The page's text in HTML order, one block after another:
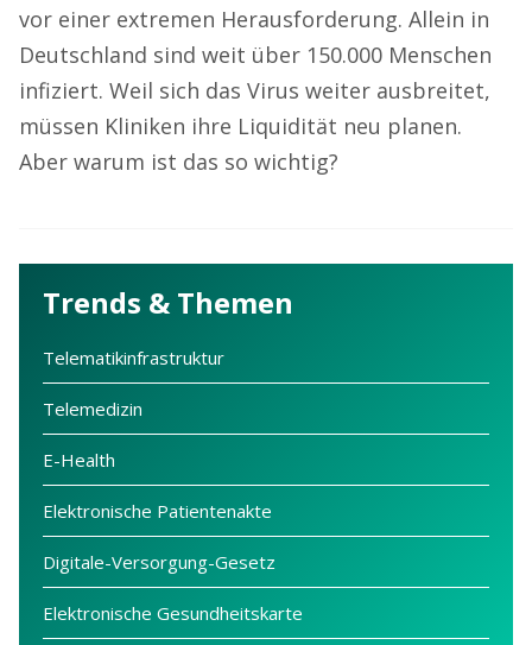
vor einer extremen Herausforderung. Allein in
Deutschland sind weit über 150.000 Menschen
infiziert. Weil sich das Virus weiter ausbreitet,
müssen Kliniken ihre Liquidität neu planen.
Aber warum ist das so wichtig?
Trends & Themen
Telematikinfrastruktur
Telemedizin
E-Health
Elektronische Patientenakte
Digitale-Versorgung-Gesetz
Elektronische Gesundheitskarte